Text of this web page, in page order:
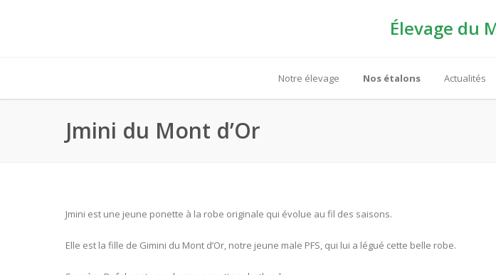
Élevage du
Notre élevage Nos étalons Actualités
Jmini du Mont d’Or
Jmini est une jeune ponette à la robe originale qui évolue au fil des saisons.
Elle est la fille de Gimini du Mont d’Or, notre jeune male PFS, qui lui a légué cette belle robe.